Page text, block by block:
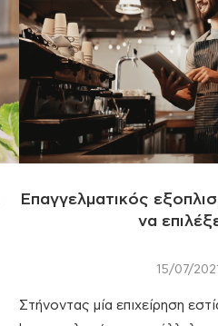
Επαγγελματικός
να
15/07/2021
Στήνοντας μία επιχείρηση